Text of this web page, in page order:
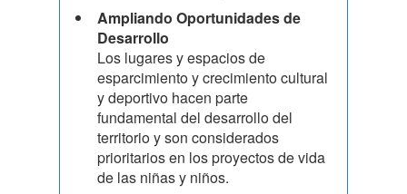
Ampliando Oportunidades de
Desarrollo
Los lugares y espacios de
esparcimiento y crecimiento cultural
y deportivo hacen parte
fundamental del desarrollo del
territorio y son considerados
prioritarios en los proyectos de vida
de las niñas y niños.